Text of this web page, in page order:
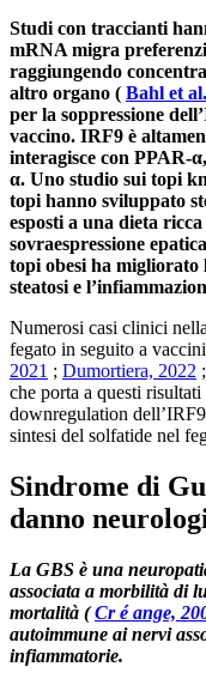
Studi con traccianti
mRNA migra
raggiungendo
altro organo ( Bahl et
per la soppressione
vaccino. IRF9 è
interagisce con PPAR-
α. Uno studio sui topi
topi hanno sviluppato
esposti a una dieta
sovraespressione
topi obesi ha migliorato
steatosi e
Numerosi casi clinici
fegato in seguito a
2021 ; Dumortiera, 2022 ;
che porta a questi
downregulation
sintesi del solfatide nel
Sindrome di
danno
La GBS è una
associata a morbilità di
mortalità (Cr é ange,
autoimmune ai nervi
infiammatorie.